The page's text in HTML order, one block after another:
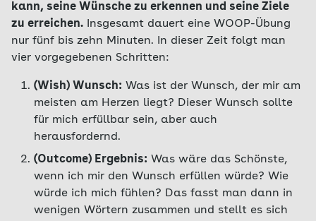
kann, seine Wünsche zu erkennen und seine Ziele
zu erreichen. Insgesamt dauert eine WOOP-Übung
nur fünf bis zehn Minuten. In dieser Zeit folgt man
vier vorgegebenen Schritten:
(Wish) Wunsch: Was ist der Wunsch, der mir am
meisten am Herzen liegt? Dieser Wunsch sollte
für mich erfüllbar sein, aber auch
herausfordernd.
(Outcome) Ergebnis: Was wäre das Schönste,
wenn ich mir den Wunsch erfüllen würde? Wie
würde ich mich fühlen? Das fasst man dann in
wenigen Wörtern zusammen und stellt es sich